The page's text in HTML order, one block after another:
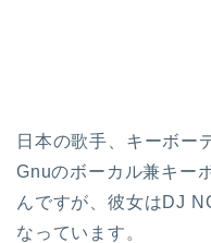
日本の歌手、キーボー
Gnuのボーカル兼キー
んですが、彼女はDJ
なっています。